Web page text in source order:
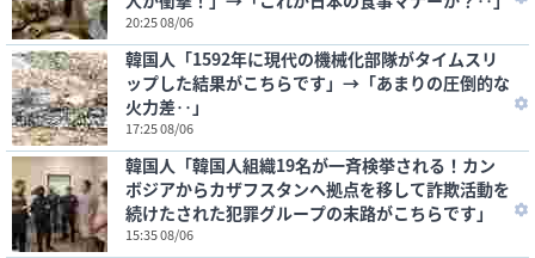
20:25 08/06
韓国人「1592年に現代の機械化部隊がタイムスリ
ップした結果がこちらです」→「あまりの圧倒的な
火力差‥」
17:25 08/06
韓国人「韓国人組織19名が一斉検挙される！カン
ボジアからカザフスタンへ拠点を移して詐欺活動を
続けたされた犯罪グループの末路がこちらです」
15:35 08/06